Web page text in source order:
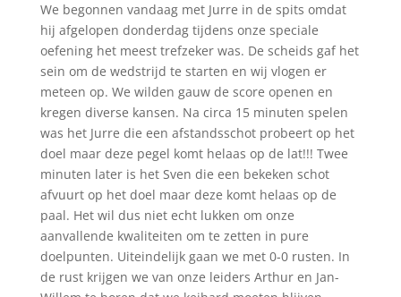
We begonnen vandaag met Jurre in de spits omdat
hij afgelopen donderdag tijdens onze speciale
oefening het meest trefzeker was. De scheids gaf het
sein om de wedstrijd te starten en wij vlogen er
meteen op. We wilden gauw de score openen en
kregen diverse kansen. Na circa 15 minuten spelen
was het Jurre die een afstandsschot probeert op het
doel maar deze pegel komt helaas op de lat!!! Twee
minuten later is het Sven die een bekeken schot
afvuurt op het doel maar deze komt helaas op de
paal. Het wil dus niet echt lukken om onze
aanvallende kwaliteiten om te zetten in pure
doelpunten. Uiteindelijk gaan we met 0-0 rusten. In
de rust krijgen we van onze leiders Arthur en Jan-